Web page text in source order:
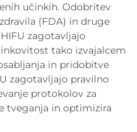
učinkih. Odobritev
(FDA) in druge
zagotavljajo
tako izvajalcem
in pridobitve
zagotavljajo pravilno
protokolov za
tveganja in optimizira